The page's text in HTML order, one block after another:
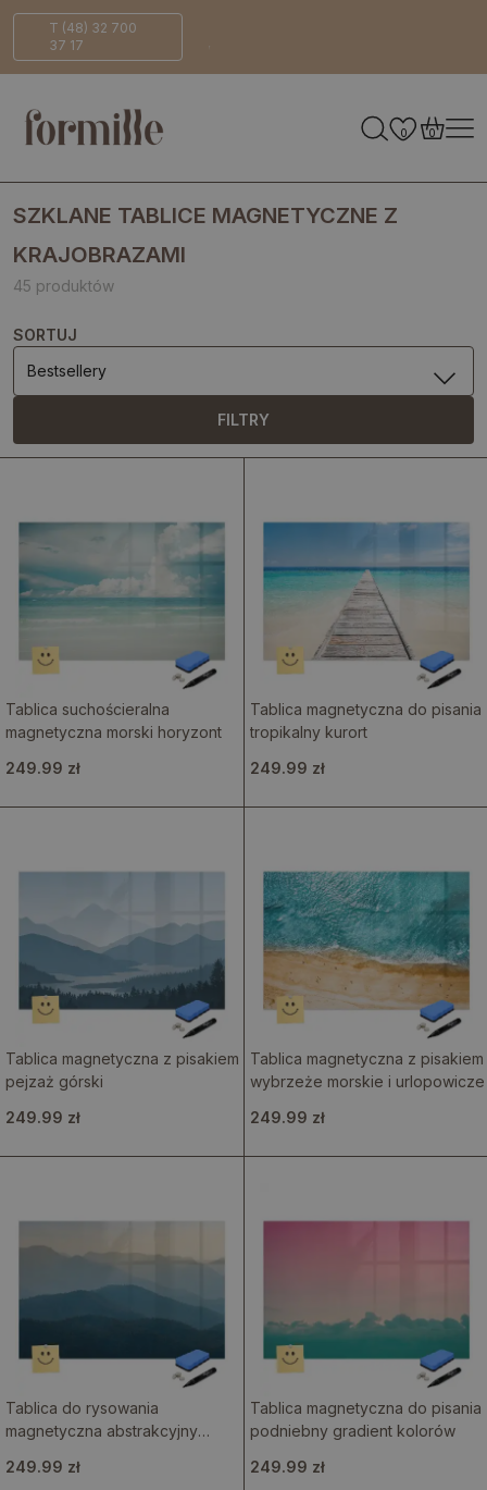
T (48) 32 700
37 17
ECO-
0 0
SZKLANE TABLICE MAGNETYCZNE Z
KRAJOBRAZAMI
45 produktów
SORTUJ
Bestsellery
FILTRY
Tablica suchościeralna
magnetyczna morski horyzont
249.99 zł
Tablica magnetyczna do pisania
tropikalny kurort
249.99 zł
Tablica magnetyczna z pisakiem
pejzaż górski
249.99 zł
Tablica magnetyczna z pisakiem
wybrzeże morskie i urlopowicze
249.99 zł
Tablica do rysowania
magnetyczna abstrakcyjny
249.99 zł
Tablica magnetyczna do pisania
podniebny gradient kolorów
249.99 zł